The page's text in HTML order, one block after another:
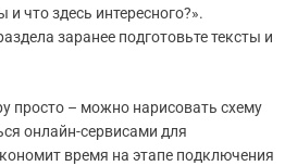
и что здесь интересного?».
заранее подготовьте тексты и
просто – можно нарисовать схему
онлайн-сервисами для
время на этапе подключения